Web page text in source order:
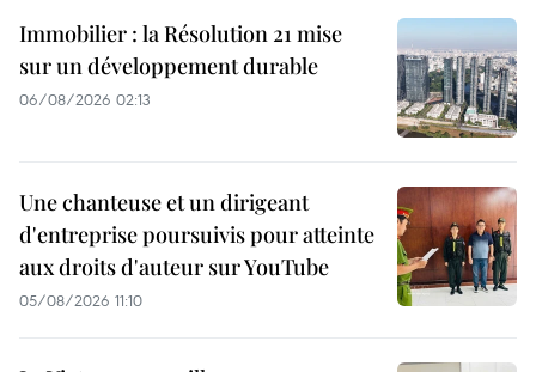
Immobilier : la Résolution 21 mise
sur un développement durable
06/08/2026 02:13
Une chanteuse et un dirigeant
d'entreprise poursuivis pour atteinte
aux droits d'auteur sur YouTube
05/08/2026 11:10